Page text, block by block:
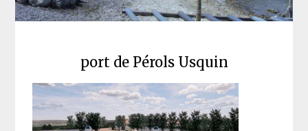
port de Pérols Usquin